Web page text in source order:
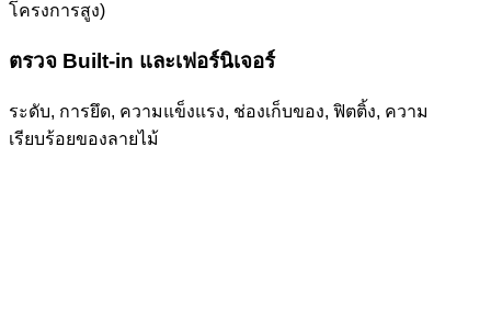
โครงการสูง)
ตรวจ Built-in และเฟอร์นิเจอร์
ระดับ, การยึด, ความแข็งแรง, ช่องเก็บของ, ฟิตติ้ง, ความ
เรียบร้อยของลายไม้